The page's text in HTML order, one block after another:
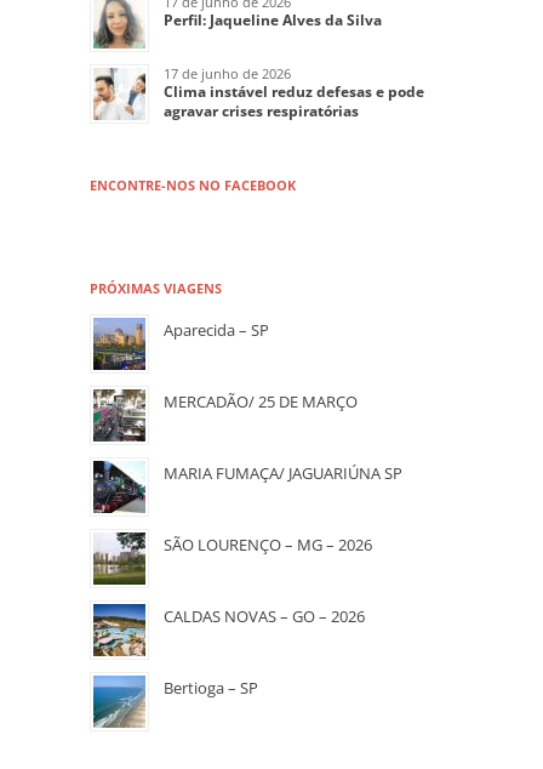
Perfil: Jaqueline Alves da Silva
17 de junho de 2026
Clima instável reduz defesas e pode
agravar crises respiratórias
ENCONTRE-NOS NO FACEBOOK
PRÓXIMAS VIAGENS
Aparecida – SP
MERCADÃO/ 25 DE MARÇO
MARIA FUMAÇA/ JAGUARIÚNA SP
SÃO LOURENÇO – MG – 2026
CALDAS NOVAS – GO – 2026
Bertioga – SP